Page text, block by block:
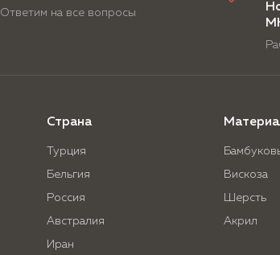
Ответим на все вопросы
Страна
Турция
Бельгия
Россия
Австралия
Иран
Вискоза
Шерсть
Акрил